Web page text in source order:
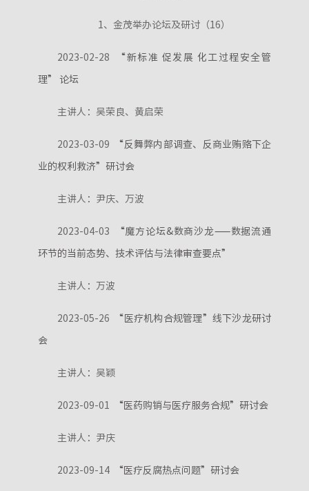
1、金茂举办论坛及研讨（16）
2023-02-28 “新标准 促发展 化工过程安全管
理” 论坛
主讲人：吴荣良、黄启荣
2023-03-09 “反舞弊内部调查、反商业贿赂下企
业的权利救济”研讨会
主讲人：尹庆、万波
2023-04-03 “魔方论坛&数商沙龙——数据流通
环节的当前态势、技术评估与法律审查要点”
主讲人：万波
2023-05-26 “医疗机构合规管理”线下沙龙研讨
会
主讲人：吴颖
2023-09-01 “医药购销与医疗服务合规”研讨会
主讲人：尹庆
2023-09-14 “医疗反腐热点问题”研讨会